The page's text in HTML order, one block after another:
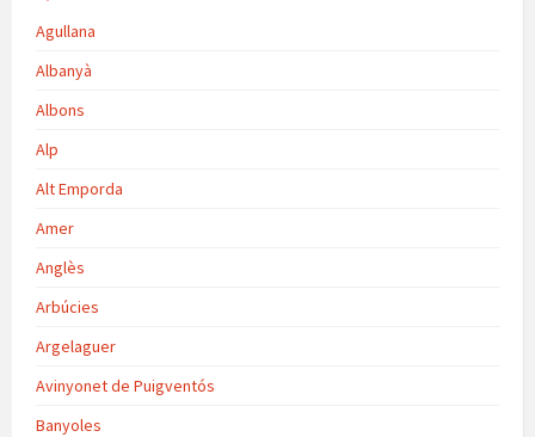
Agullana
Albanyà
Albons
Alp
Alt Emporda
Amer
Anglès
Arbúcies
Argelaguer
Avinyonet de Puigventós
Banyoles